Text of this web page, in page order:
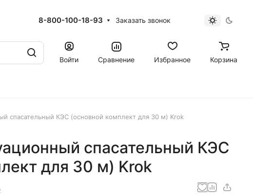
8-800-100-18-93 Заказать звонок
Войти Сравнение Избранное Корзина
спасательный КЭС (основной комплект для 30 м) Krok
спасательный КЭС
для 30 м) Krok